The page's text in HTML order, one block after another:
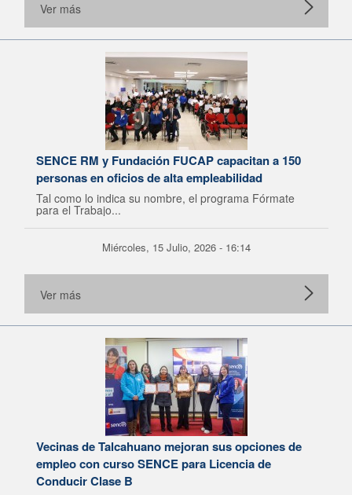
Ver más
SENCE RM y Fundación FUCAP capacitan a 150
personas en oficios de alta empleabilidad
Tal como lo indica su nombre, el programa Fórmate
para el Trabajo...
Miércoles, 15 Julio, 2026 - 16:14
Ver más
Vecinas de Talcahuano mejoran sus opciones de
empleo con curso SENCE para Licencia de
Conducir Clase B